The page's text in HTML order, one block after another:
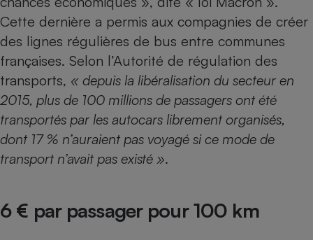
Cette dernière a permis aux compagnies de créer
des lignes régulières de bus entre communes
françaises. Selon l’Autorité de régulation des
transports, « depuis la libéralisation du secteur en
2015, plus de 100 millions de passagers ont été
transportés par les autocars librement organisés,
dont 17 % n’auraient pas voyagé si ce mode de
transport n’avait pas existé ».
6 € par passager pour 100 km
Climatiseur -
Ventilateur
Climatiseur -
Ventilateur